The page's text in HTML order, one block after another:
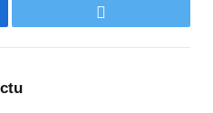
Twitter